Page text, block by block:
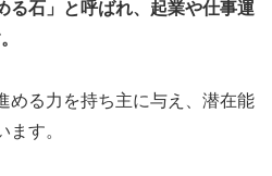
る石」と呼ばれ、起業や仕事運
める力を持ち主に与え、潜在能
す。